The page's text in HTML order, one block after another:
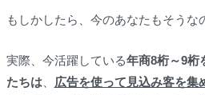
もしかしたら、今のあなたもそうな
実際、今活躍している年商8桁～9桁
たちは、 広告を使って見込み客を集